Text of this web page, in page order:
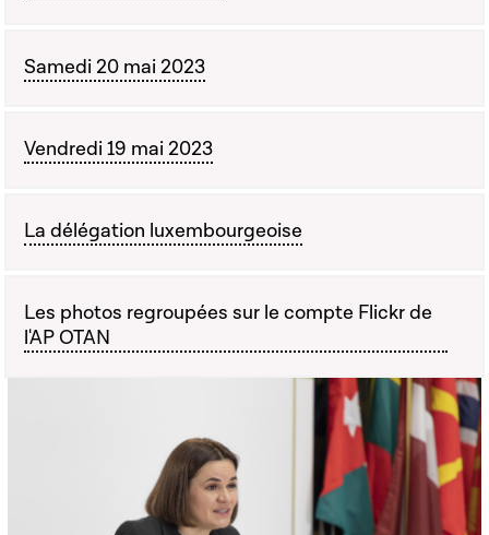
Samedi 20 mai 2023
Vendredi 19 mai 2023
La délégation luxembourgeoise
Les photos regroupées sur le compte Flickr de
l'AP OTAN